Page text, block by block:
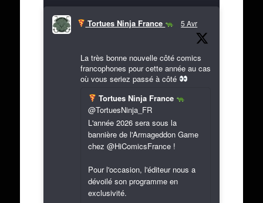
Tortues Ninja France 5 Avr
La très bonne nouvelle côté comics
francophones pour cette année au cas
où vous seriez passé à côté
Tortues Ninja France
@TortuesNinja_FR
L'année 2026 sera sous la
bannière de l'Armageddon Game
chez @HiComicsFrance !
Pour l'occasion, l'éditeur nous a
dévoilé son programme en
exclusivité.